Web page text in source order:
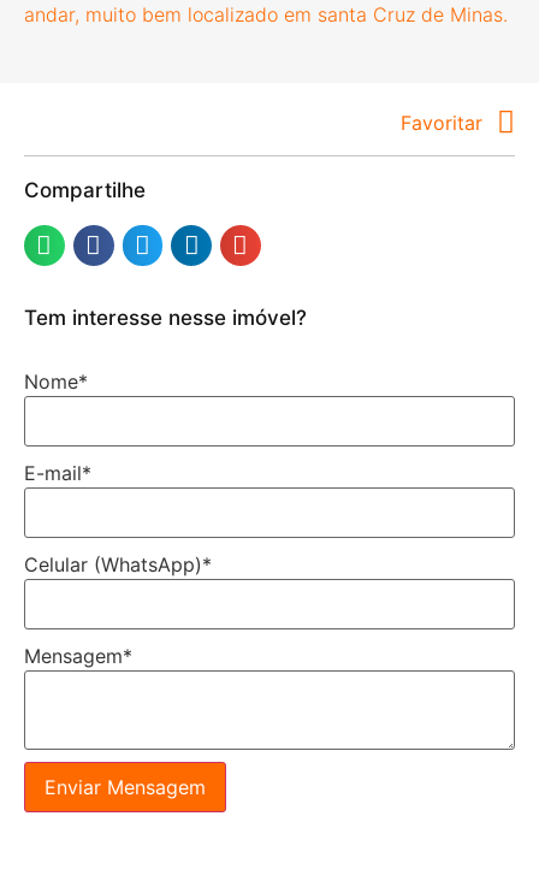
andar, muito bem localizado em santa Cruz de Minas.
Favoritar
Compartilhe
Tem interesse nesse imóvel?
Nome*
E-mail*
Celular (WhatsApp)*
Mensagem*
Enviar Mensagem